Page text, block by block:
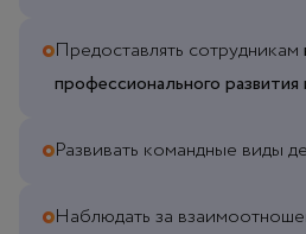
Предоставлять сотрудникам
профессионального развития
Развивать командные виды
Наблюдать за